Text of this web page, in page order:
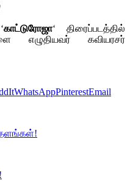
காட்டுரோஜா‘ திரைப்படத்தில்
எழுதியவர் கவியரசர்
WhatsAppPinterestEmail